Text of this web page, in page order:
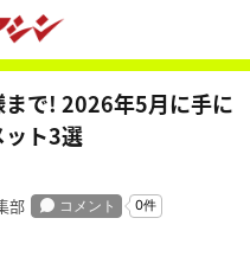
まで! 2026年5月に手に
ット3選
部